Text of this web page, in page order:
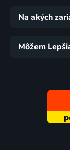
Na akých
Môžem